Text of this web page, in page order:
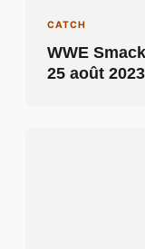
CATCH
WWE
25 août 2023